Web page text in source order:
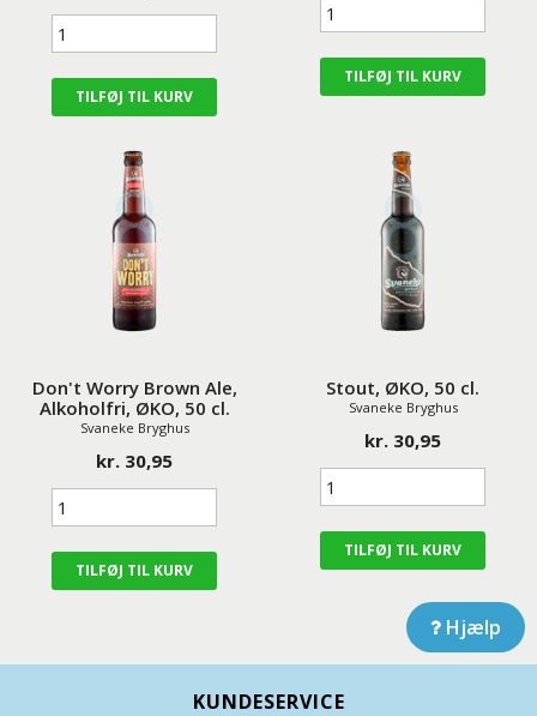
Don't Worry Brown Ale,
Alkoholfri, ØKO, 50 cl.
Svaneke Bryghus
kr. 30,95
Stout, ØKO, 50 cl.
Svaneke Bryghus
kr. 30,95
Hjælp
KUNDESERVICE